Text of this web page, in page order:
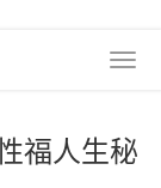
福人生秘